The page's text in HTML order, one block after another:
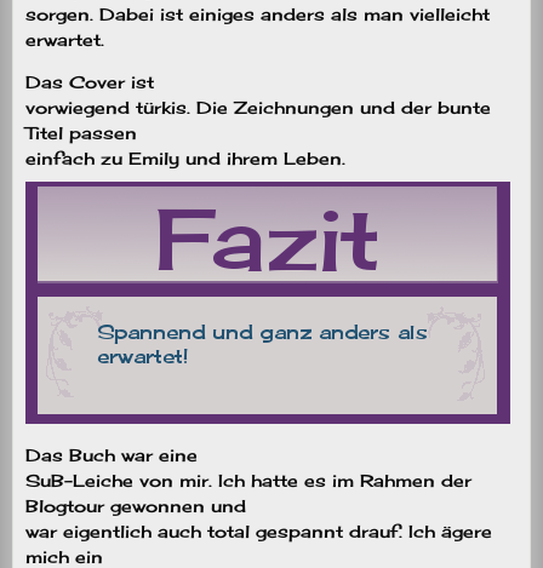
sorgen. Dabei ist einiges anders als man vielleicht
erwartet.
Das Cover ist
vorwiegend türkis. Die Zeichnungen und der bunte
Titel passen
einfach zu Emily und ihrem Leben.
Das Buch war eine
SuB-Leiche von mir. Ich hatte es im Rahmen der
Blogtour gewonnen und
war eigentlich auch total gespannt drauf. Ich ägere
mich ein